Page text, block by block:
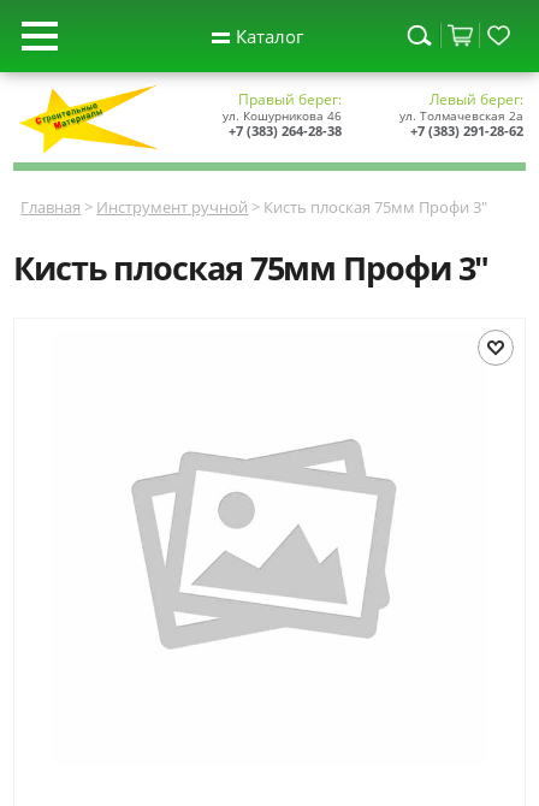
Правый берег:
ул. Кошурникова 46
+7 (383) 264-28-38
Левый берег:
ул. Толмачевская 2а
+7 (383) 291-28-62
Главная > Инструмент ручной > Кисть плоская 75мм Профи 3"
Кисть плоская 75мм Профи 3"
Каталог